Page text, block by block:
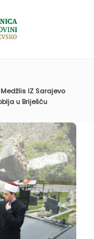
Medžlis IZ Sarajevo
u Briješću